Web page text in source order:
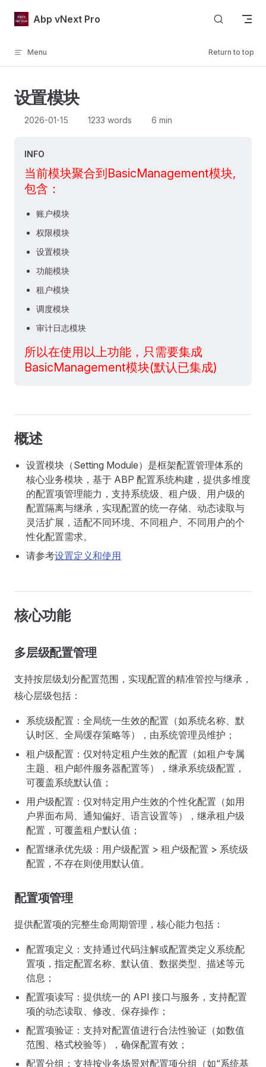
Skip to content
Abp vNext Pro
Menu Return to top
设置模块
2026-01-15 1233 words 6 min
INFO
当前模块聚合到BasicManagement模块,
包含：
账户模块
权限模块
设置模块
功能模块
租户模块
调度模块
审计日志模块
所以在使用以上功能，只需要集成
BasicManagement模块(默认已集成)
概述
设置模块（Setting Module）是框架配置管理体系的
核心业务模块，基于 ABP 配置系统构建，提供多维度
的配置项管理能力，支持系统级、租户级、用户级的
配置隔离与继承，实现配置的统一存储、动态读取与
灵活扩展，适配不同环境、不同租户、不同用户的个
性化配置需求。
请参考设置定义和使用
核心功能
多层级配置管理
支持按层级划分配置范围，实现配置的精准管控与继承，
核心层级包括：
系统级配置：全局统一生效的配置（如系统名称、默
认时区、全局缓存策略等），由系统管理员维护；
租户级配置：仅对特定租户生效的配置（如租户专属
主题、租户邮件服务器配置等），继承系统级配置，
可覆盖系统默认值；
用户级配置：仅对特定用户生效的个性化配置（如用
户界面布局、通知偏好、语言设置等），继承租户级
配置，可覆盖租户默认值；
配置继承优先级：用户级配置 > 租户级配置 > 系统级
配置，不存在则使用默认值。
配置项管理
提供配置项的完整生命周期管理，核心能力包括：
配置项定义：支持通过代码注解或配置类定义系统配
置项，指定配置名称、默认值、数据类型、描述等元
信息；
配置项读写：提供统一的 API 接口与服务，支持配置
项的动态读取、修改、保存操作；
配置项验证：支持对配置值进行合法性验证（如数值
范围、格式校验等），确保配置有效；
配置分组：支持按业务场景对配置项分组（如“系统基